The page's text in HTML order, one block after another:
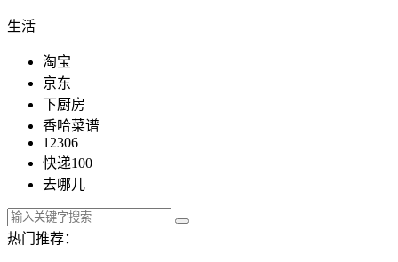
生活
淘宝
京东
下厨房
香哈菜谱
12306
快递100
去哪儿
热门推荐：